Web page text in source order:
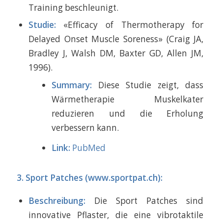
Training beschleunigt.
Studie: «Efficacy of Thermotherapy for
Delayed Onset Muscle Soreness» (Craig JA,
Bradley J, Walsh DM, Baxter GD, Allen JM,
1996).
Summary: Diese Studie zeigt, dass
Wärmetherapie Muskelkater
reduzieren und die Erholung
verbessern kann.
Link: PubMed
3. Sport Patches (www.sportpat.ch):
Beschreibung: Die Sport Patches sind
innovative Pflaster, die eine vibrotaktile